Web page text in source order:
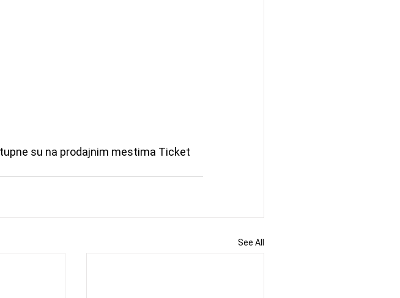
su na prodajnim mestima Ticket
See All